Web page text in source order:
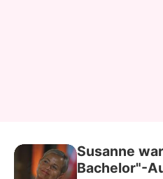
Susanne
Bachelor"-